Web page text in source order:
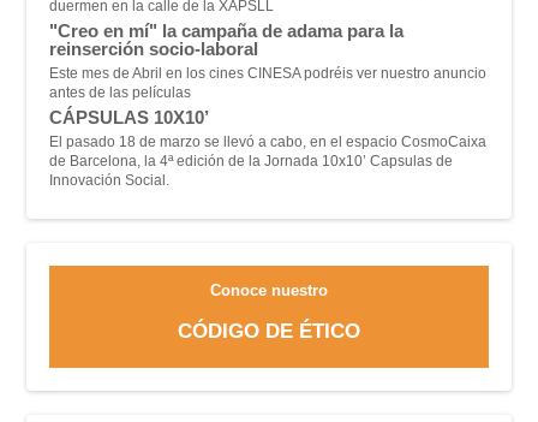
duermen en la calle de la XAPSLL
"Creo en mí" la campaña de adama para la
reinserción socio-laboral
Este mes de Abril en los cines CINESA podréis ver nuestro anuncio
antes de las películas
CÁPSULAS 10X10’
El pasado 18 de marzo se llevó a cabo, en el espacio CosmoCaixa
de Barcelona, la 4ª edición de la Jornada 10x10’ Capsulas de
Innovación Social.
Conoce nuestro
CÓDIGO DE ÉTICO